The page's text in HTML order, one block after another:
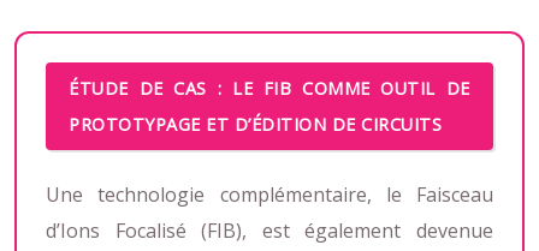
ÉTUDE DE CAS : LE FIB COMME OUTIL DE
PROTOTYPAGE ET D’ÉDITION DE CIRCUITS
Une technologie complémentaire, le Faisceau
d’Ions Focalisé (FIB), est également devenue